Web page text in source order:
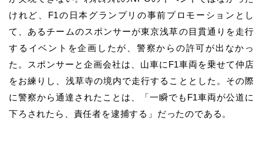
けれど、F1の日本グランプリの事前プロモーションとし
て、あるチームのスポンサーが東京浅草の目貫通りを走行
するイベントを企画したが、警察からの許可が出なかっ
た。スポンサーと企画会社は、山車にF1車両を乗せて仲店
をお練りし、浅草寺の境内で走行することとした。その際
に警察から通達されたことは、「一瞬でもF1車両が公道に
下ろされたら、責任者を逮捕する」だったのである。